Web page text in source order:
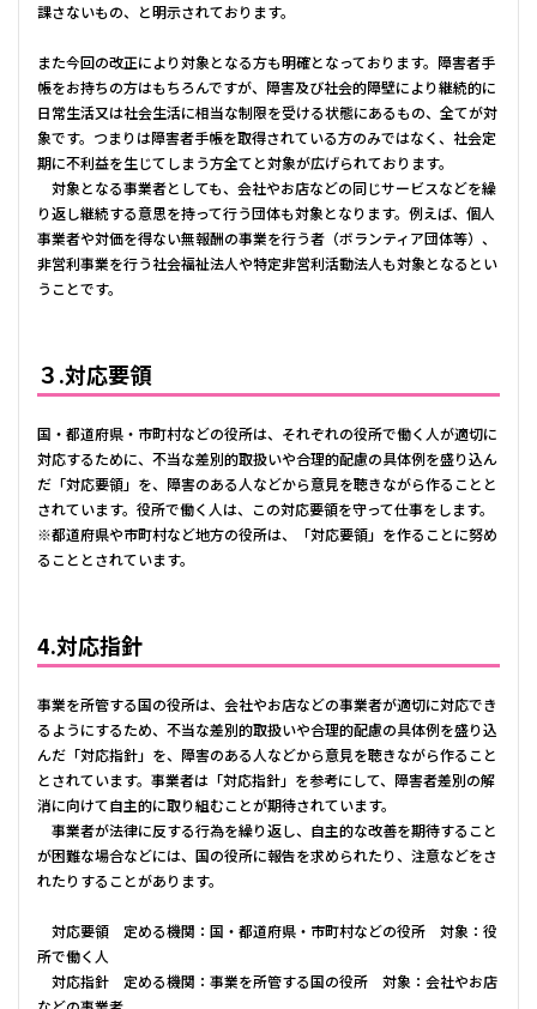
課さないもの、と明示されております。
また今回の改正により対象となる方も明確となっております。障害者手
帳をお持ちの方はもちろんですが、障害及び社会的障壁により継続的に
日常生活又は社会生活に相当な制限を受ける状態にあるもの、全てが対
象です。つまりは障害者手帳を取得されている方のみではなく、社会定
期に不利益を生じてしまう方全てと対象が広げられております。
対象となる事業者としても、会社やお店などの同じサービスなどを繰
り返し継続する意思を持って行う団体も対象となります。例えば、個人
事業者や対価を得ない無報酬の事業を行う者（ボランティア団体等）、
非営利事業を行う社会福祉法人や特定非営利活動法人も対象となるとい
うことです。
３.対応要領
国・都道府県・市町村などの役所は、それぞれの役所で働く人が適切に
対応するために、不当な差別的取扱いや合理的配慮の具体例を盛り込ん
だ「対応要領」を、障害のある人などから意見を聴きながら作ることと
されています。役所で働く人は、この対応要領を守って仕事をします。
※都道府県や市町村など地方の役所は、「対応要領」を作ることに努め
ることとされています。
4.対応指針
事業を所管する国の役所は、会社やお店などの事業者が適切に対応でき
るようにするため、不当な差別的取扱いや合理的配慮の具体例を盛り込
んだ「対応指針」を、障害のある人などから意見を聴きながら作ること
とされています。事業者は「対応指針」を参考にして、障害者差別の解
消に向けて自主的に取り組むことが期待されています。
事業者が法律に反する行為を繰り返し、自主的な改善を期待すること
が困難な場合などには、国の役所に報告を求められたり、注意などをさ
れたりすることがあります。
対応要領 定める機関：国・都道府県・市町村などの役所 対象：役
所で働く人
対応指針 定める機関：事業を所管する国の役所 対象：会社やお店